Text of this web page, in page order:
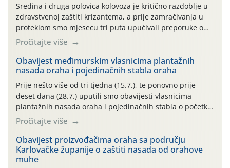
Sredina i druga polovica kolovoza je kritično razdoblje u
zdravstvenoj zaštiti krizantema, a prije zamračivanja u
proteklom smo mjesecu tri puta upućivali preporuke o
preventivnim mjerama zaštite krizantema od najčešćih
uzročnika bolesti, štetnika i fito-fagnih grinja (23.7., 14.7.,
06.7.)! Na početku ovog mjeseca je zabilježeno je
povijesno i ekstremno vruće meteorološko razdoblje, uz
najviše temperature […]
Pročitajte više
Obavijest međimurskim vlasnicima plantažnih
nasada oraha i pojedinačnih stabla oraha
Prije nešto više od tri tjedna (15.7.), te ponovno prije
deset dana (28.7.) uputili smo obavijesti vlasnicima
plantažnih nasada oraha i pojedinačnih stabla o početku
leta i ovogodišnjoj potrebi usmjerenog suzbijanja
orahove muhe (Rhagoletis completa)! Već dvanaest dana
traje drugi ovogodišnji “toplinski udar”, koji naročito
izražen zadnja šest dana (31.7.-05.8.), jer najviše
temperature zraka svakodnevno […]
Pročitajte više
Obavijest proizvođačima oraha sa području
Karlovačke županije o zaštiti nasada od orahove
muhe